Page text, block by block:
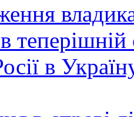
теперішній
в